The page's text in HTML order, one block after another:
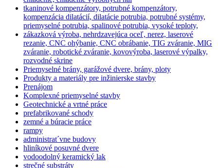
tkaninové kompenzátory, potrubné kompenzátory,
kompenzácia dilatácií, dilatácie potrubia, potrubné systémy,
priemyselné potrubia, spalinové potrubia, vysoké teploty,
zákazková výroba, nehrdzavejúca oceľ, nerez, laserové
rezanie, CNC ohýbanie, CNC obrábanie, TIG zváranie, MIG
zváranie, robotické zváranie, kovovýroba, laserové výpalky,
rozvodné skrine
Priemyselné brány, garážové dvere, brány, ploty
Produkty a materiály pre inžinierske stavby
Prenájom
Komplexné priemyselné stavby
Geotechnické a vrtné práce
prefabrikované schody
zemné a búracie práce
rampy
administrat´vne budovy
hliníkové posuvné dvere
vodoodolný keramický lak
strečné substráty